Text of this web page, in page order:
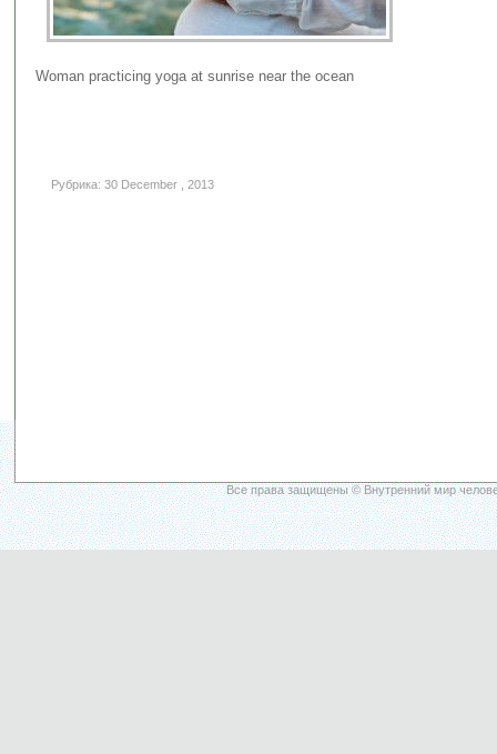
Woman practicing yoga at sunrise near the ocean
Рубрика: 30 December , 2013
Все права защищены © Внутренний мир